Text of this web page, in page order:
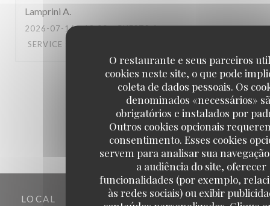
O restaurante e seus parceiros
cookies neste site, o que pode
coleta de dados pessoais. Os
denominados «necessários»
obrigatórios e instalados por
Outros cookies opcionais
consentimento. Esses cookies
servem para analisar sua
a audiência do site, oferecer
funcionalidades (por exemplo,
às redes sociais) ou exibir
Lamprini A
2026-07-16- 18:00 - GUESTS 4
SERVICE
1
LOCAL